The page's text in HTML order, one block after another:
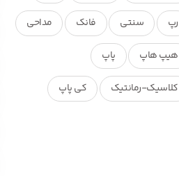
رپ سنتی فانک مداحی
هیپ هاپ پاپ
کلاسیک-رمانتیک کی پاپ